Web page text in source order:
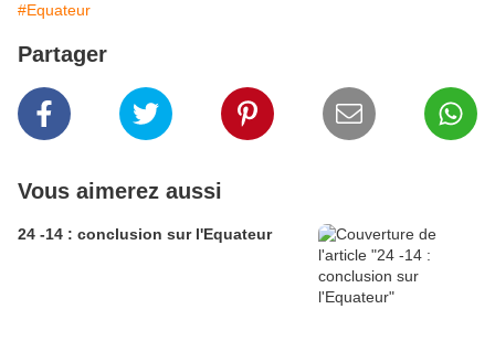
#Equateur
Partager
Vous aimerez aussi
24 -14 : conclusion sur l'Equateur